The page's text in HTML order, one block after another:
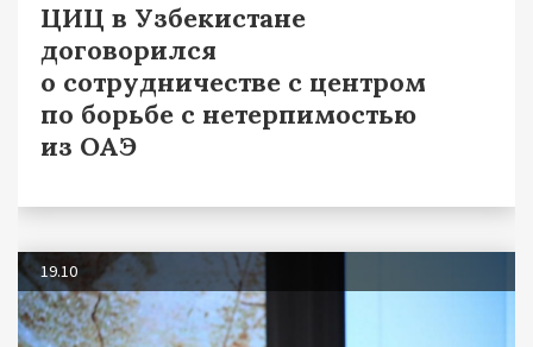
ЦИЦ в Узбекистане
договорился
о сотрудничестве с центром
по борьбе с нетерпимостью
из ОАЭ
19.10